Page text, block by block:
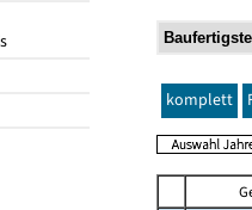
komplett